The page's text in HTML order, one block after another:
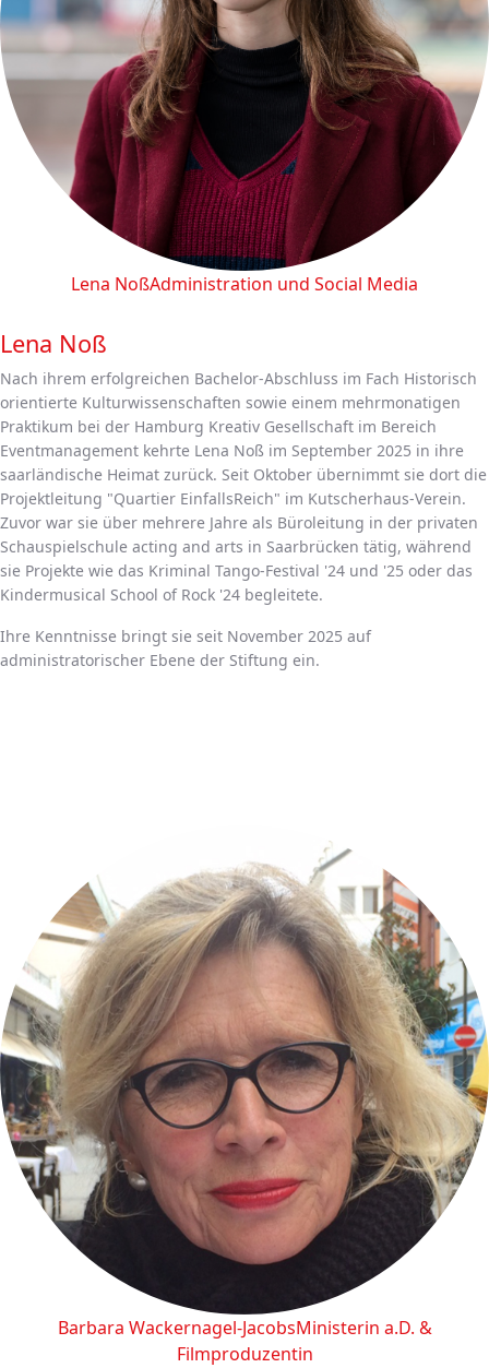
Lena NoßAdministration und Social Media
Lena Noß
Nach ihrem erfolgreichen Bachelor-Abschluss im Fach Historisch
orientierte Kulturwissenschaften sowie einem mehrmonatigen
Praktikum bei der Hamburg Kreativ Gesellschaft im Bereich
Eventmanagement kehrte Lena Noß im September 2025 in ihre
saarländische Heimat zurück. Seit Oktober übernimmt sie dort die
Projektleitung "Quartier EinfallsReich" im Kutscherhaus-Verein.
Zuvor war sie über mehrere Jahre als Büroleitung in der privaten
Schauspielschule acting and arts in Saarbrücken tätig, während
sie Projekte wie das Kriminal Tango-Festival '24 und '25 oder das
Kindermusical School of Rock '24 begleitete.
Ihre Kenntnisse bringt sie seit November 2025 auf
administratorischer Ebene der Stiftung ein.
Barbara Wackernagel-JacobsMinisterin a.D. &
Filmproduzentin